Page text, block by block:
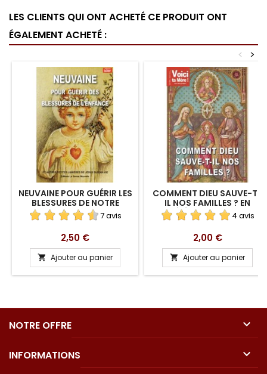
LES CLIENTS QUI ONT ACHETÉ CE PRODUIT ONT
ÉGALEMENT ACHETÉ :
>
<
NEUVAINE POUR GUÉRIR LES
BLESSURES DE NOTRE
ENFANCE EN
TÉLÉCHARGEMENT
7 avis
Prix
2,50 €
 Ajouter au panier
COMMENT DIEU SAUVE-T-
IL NOS FAMILLES ? EN
TÉLÉCHARGEMENT
4 avis
Prix
2,00 €
 Ajouter au panier
NOTRE OFFRE 
INFORMATIONS 